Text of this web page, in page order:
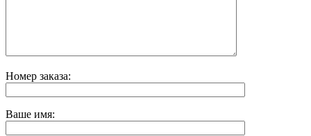
Номер заказа:
Ваше имя: